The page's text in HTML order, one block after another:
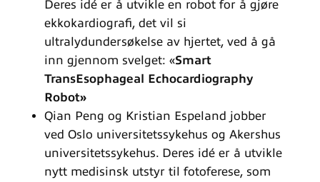
Deres idé er å utvikle en robot for å gjøre
ekkokardiografi, det vil si
ultralydundersøkelse av hjertet, ved å gå
inn gjennom svelget: «Smart
TransEsophageal Echocardiography
Robot»
Qian Peng og Kristian Espeland jobber
ved Oslo universitetssykehus og Akershus
universitetssykehus. Deres idé er å utvikle
nytt medisinsk utstyr til fotoferese, som